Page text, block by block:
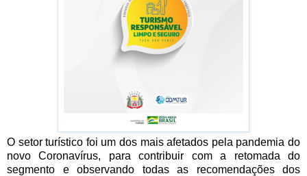
O setor turístico foi um dos mais afetados pela pandemia do
novo Coronavírus, para contribuir com a retomada do
segmento e observando todas as recomendações dos